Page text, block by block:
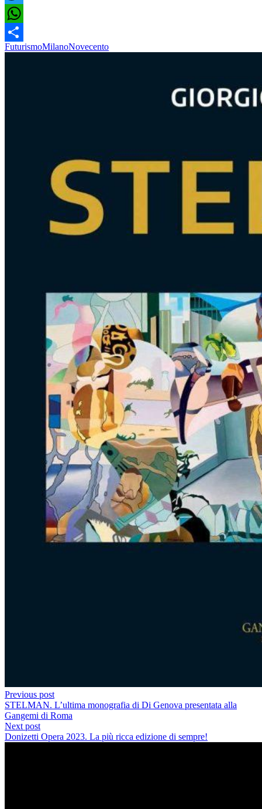
Twitter
WhatsApp
Condividi
FuturismoMilanoNovecento
Previous post
STELMAN. L’ultima monografia di Di Genova presentata alla
Gangemi di Roma
Next post
Donizetti Opera 2023. La più ricca edizione di sempre!